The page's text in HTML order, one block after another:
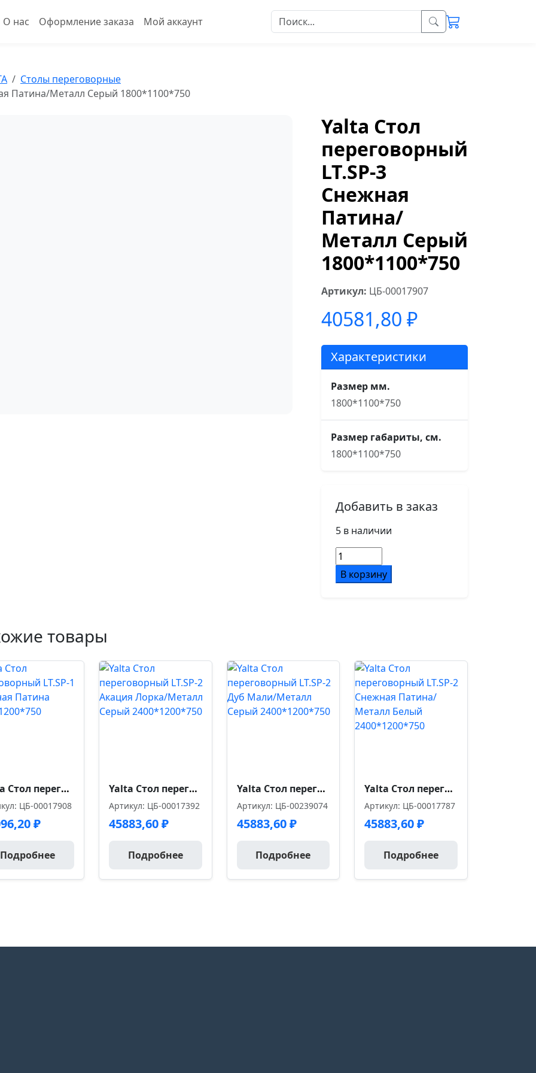
О нас Оформление заказа Мой аккаунт
Столы переговорные
Патина/Металл Серый 1800*1100*750
Yalta Стол
переговорный
LT.SP-3
Снежная
Патина/
Металл Серый
1800*1100*750
Артикул: ЦБ-00017907
40581,80 ₽
Характеристики
Размер мм.
1800*1100*750
Размер габариты, см.
1800*1100*750
Добавить в заказ
5 в наличии
Количество
товара
Yalta
Патина/
Металл
Серый
1800*1100*750
В корзину
товары
Yalta Стол переговорный LT.SP-1 Снежная Патина 2400*1200*750
ЦБ-00017908
₽
Подробнее
Yalta Стол переговорный LT.SP-2 Акация Лорка/Металл Серый 2400*1200*750
Артикул: ЦБ-00017392
45883,60₽
Подробнее
Yalta Стол переговорный LT.SP-2 Дуб Мали/Металл Серый 2400*1200*750
Артикул: ЦБ-00239074
45883,60₽
Подробнее
Yalta Стол переговорный LT.SP-2 Снежная Патина/Металл Белый 2400*1200*750
Артикул: ЦБ-00017787
45883,60₽
Подробнее